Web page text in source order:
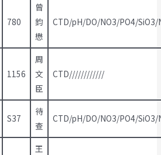
780
曾
鈞
懋
CTD/pH/DO/NO3/PO4/
1156
周
文
臣
CTD////////////
S37
待
查
CTD/pH/DO/NO3/PO4/
王